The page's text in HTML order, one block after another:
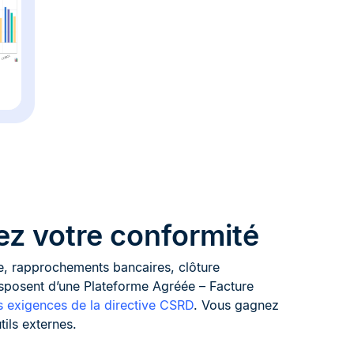
votre conformité
rapprochements bancaires, clôture
d’une Plateforme Agréée – Facture
exigences de la directive CSRD. Vous gagnez
externes.